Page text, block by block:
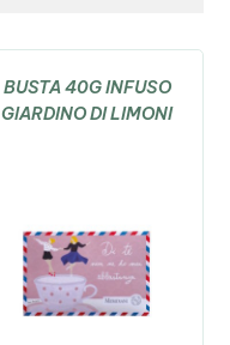
BUSTA 40G INFUSO
GIARDINO DI LIMONI